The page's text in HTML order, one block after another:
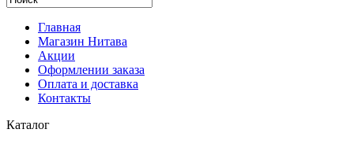
Главная
Магазин Нитава
Акции
Оформлении заказа
Оплата и доставка
Контакты
Каталог